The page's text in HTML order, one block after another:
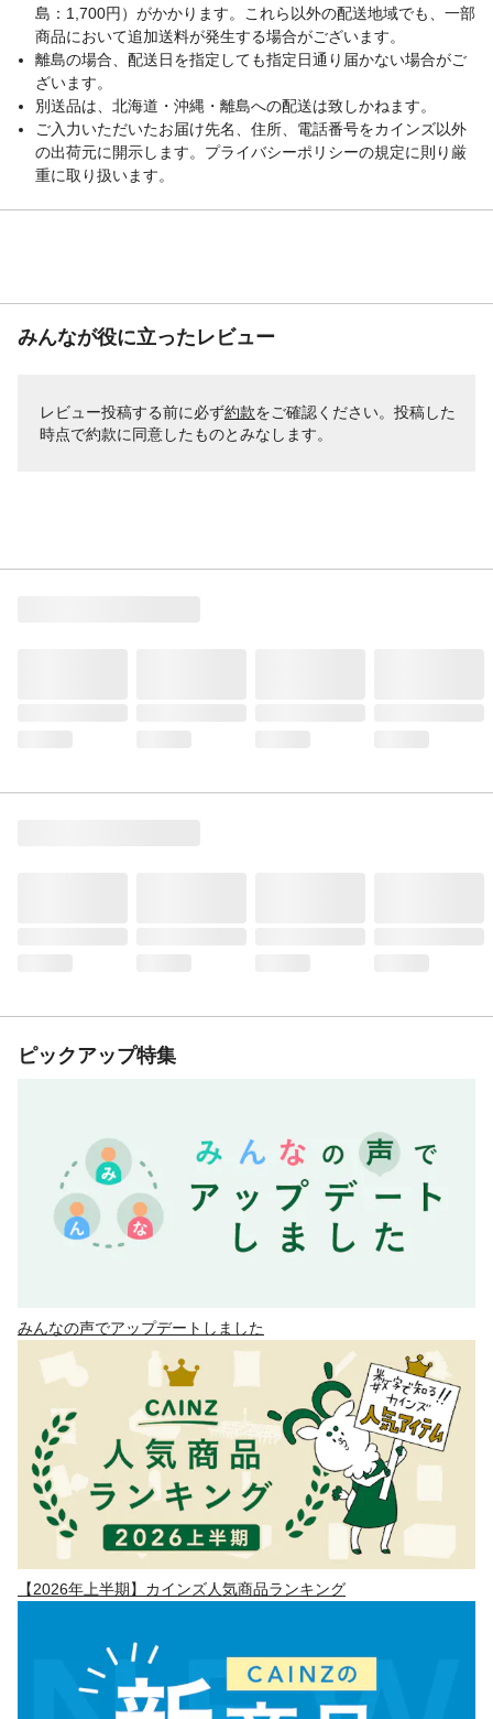
島：1,700円）がかかります。これら以外の配送地域でも、一部
商品において追加送料が発生する場合がございます。
離島の場合、配送日を指定しても指定日通り届かない場合がご
ざいます。
別送品は、北海道・沖縄・離島への配送は致しかねます。
ご入力いただいたお届け先名、住所、電話番号をカインズ以外
の出荷元に開示します。プライバシーポリシーの規定に則り厳
重に取り扱います。
みんなが役に立ったレビュー
レビュー投稿する前に必ず約款をご確認ください。投稿した
時点で約款に同意したものとみなします。
ピックアップ特集
みんなの声でアップデートしました
【2026年上半期】カインズ人気商品ランキング